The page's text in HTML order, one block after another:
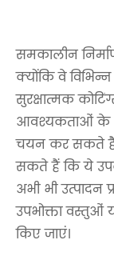
समकालीन
क्योंकि वे
सुरक्षात्मक
आवश्यकताओं के
चयन कर सकते हैं
सकते हैं कि ये
अभी भी उत्पादन
उपभोक्ता वस्तुओं
किए जाएं।